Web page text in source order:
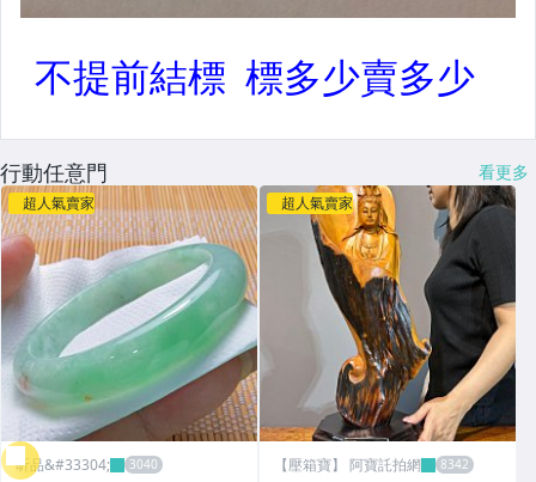
行動任意門 看更多
超人氣賣家
昕品&#33304;
超人氣賣家
【壓箱寶】 阿寶託拍網